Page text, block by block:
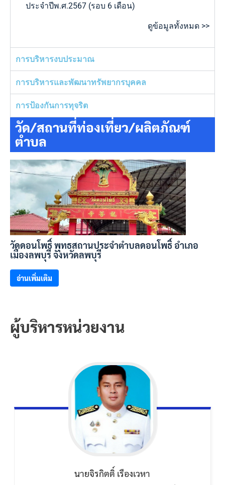
ประจำปีพ.ศ.2567 (รอบ 6 เดือน)
ดูข้อมูลทั้งหมด >>
การบริหารงบประมาณ
การบริหารและพัฒนาทรัพยากรบุคคล
การป้องกันการทุจริต
วัด/สถานที่ท่องเที่ยว/ผลิตภัณฑ์
ตำบล
วัดดอนโพธิ์ พุทธสถานประจำตำบลดอนโพธิ์ อำเภอ
เมืองลพบุรี จังหวัดลพบุรี
อ่านเพิ่มเติม
ผู้บริหารหน่วยงาน
นายจิรกิตติ์ เรืองเวหา